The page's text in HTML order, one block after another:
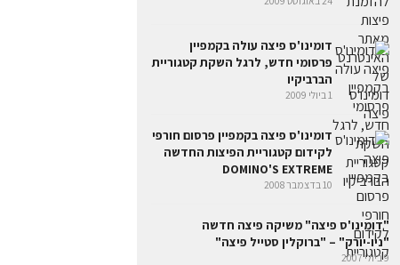
דומינו'ס פיצה עולה בקמפיין
פרסומי חדש, לרגל השקת קטגוריית
הברביקיו
1 ביולי 2009
דומינו'ס פיצה בקמפיין פרסום חורפי
לקידום קטגוריית הפיצות החדשה
DOMINO'S EXTREME
10 בדצמבר 2008
"דומינו'ס פיצה" משיקה פיצה חדשה
"ניו-יורק" – "ברוקלין סטייל פיצה"
9 ביולי 2007